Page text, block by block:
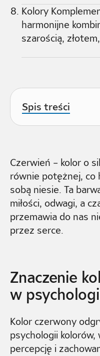
Kolory
harmonijne
szarością,
Czerwień – kolor o
równie potężnej, co
sobą niesie. Ta
miłości, odwagi, a
przemawia do nas
przez serce.
Znaczenie
w
Kolor czerwony
psychologii kolorów,
percepcję i
Spis treści